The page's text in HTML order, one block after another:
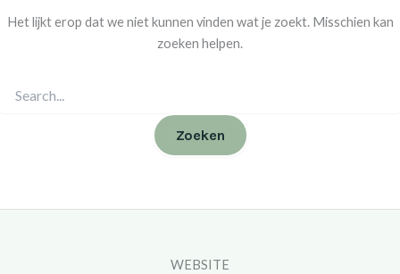
Het lijkt erop dat we niet kunnen vinden wat je zoekt. Misschien kan
zoeken helpen.
WEBSITE